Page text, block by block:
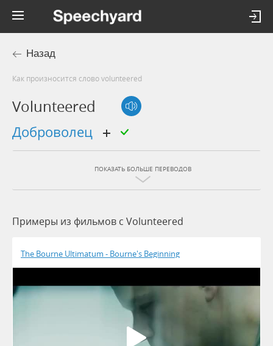
Назад
Как произносится слово volunteered
Volunteered
доброволец
ПОКАЗАТЬ БОЛЬШЕ ПЕРЕВОДОВ
Примеры из фильмов c Volunteered
The Bourne Ultimatum - Bourne's Beginning